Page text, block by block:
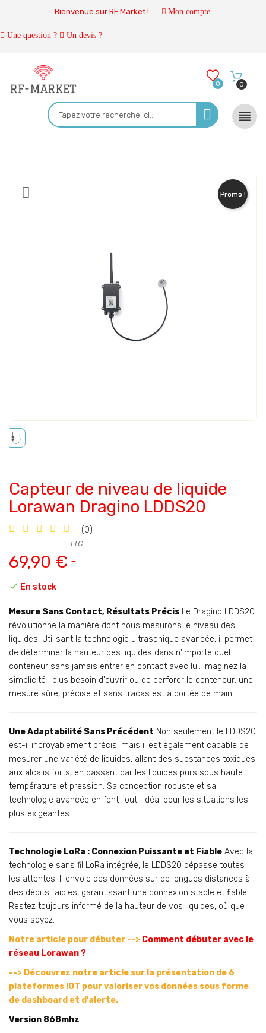
Bienvenue sur RF Market ! Mon compte
Une question ? Un devis ?
0 0

Promo !
Capteur de niveau de liquide
Lorawan Dragino LDDS20
(0)
69,90 €
TTC
 En stock
Mesure Sans Contact, Résultats Précis Le Dragino LDDS20
révolutionne la manière dont nous mesurons le niveau des
liquides. Utilisant la technologie ultrasonique avancée, il permet
de déterminer la hauteur des liquides dans n'importe quel
conteneur sans jamais entrer en contact avec lui. Imaginez la
simplicité : plus besoin d'ouvrir ou de perforer le conteneur; une
mesure sûre, précise et sans tracas est à portée de main.
Une Adaptabilité Sans Précédent Non seulement le LDDS20
est-il incroyablement précis, mais il est également capable de
mesurer une variété de liquides, allant des substances toxiques
aux alcalis forts, en passant par les liquides purs sous haute
température et pression. Sa conception robuste et sa
technologie avancée en font l'outil idéal pour les situations les
plus exigeantes.
Technologie LoRa : Connexion Puissante et Fiable Avec la
technologie sans fil LoRa intégrée, le LDDS20 dépasse toutes
les attentes. Il envoie des données sur de longues distances à
des débits faibles, garantissant une connexion stable et fiable.
Restez toujours informé de la hauteur de vos liquides, où que
vous soyez.
Notre article pour débuter --> Comment débuter avec le
réseau Lorawan ?
--> Découvrez notre article sur l a présentation de 6
plateformes IOT pour valoriser vos données sous forme
de dashboard et d'alerte.
Version 868mhz